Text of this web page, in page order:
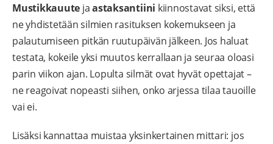
Mustikkauute jaastaksantiini kiinnostavat siksi, että
ne yhdistetään silmien rasituksen kokemukseen ja
palautumiseen pitkän ruutupäivän jälkeen. Jos haluat
testata, kokeile yksi muutos kerrallaan ja seuraa oloasi
parin viikon ajan. Lopulta silmät ovat hyvät opettajat –
ne reagoivat nopeasti siihen, onko arjessa tilaa tauoille
vai ei.
Lisäksi kannattaa muistaa yksinkertainen mittari: jos